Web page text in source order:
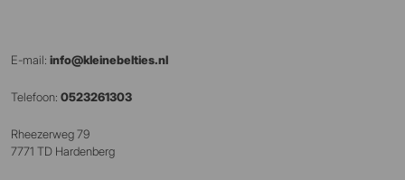
E-mail: info@kleinebelties.nl
Telefoon: 0523261303
Rheezerweg 79
7771 TD Hardenberg